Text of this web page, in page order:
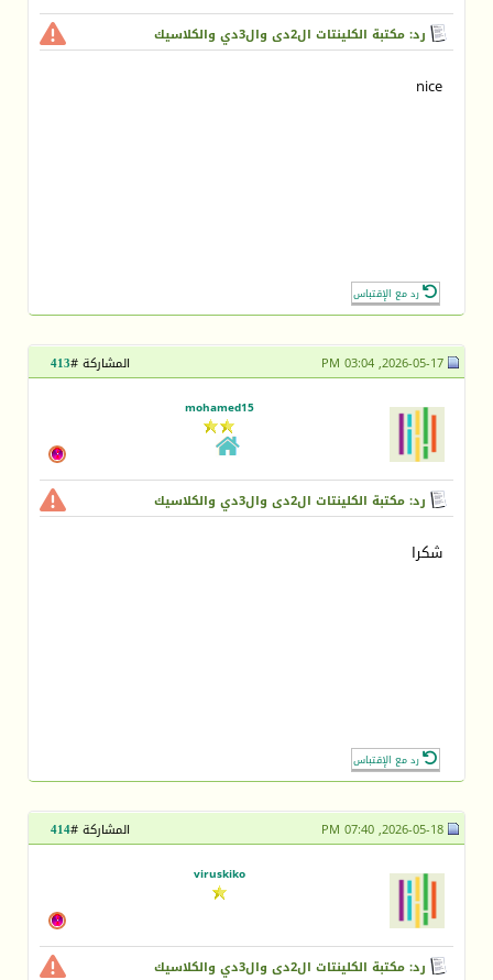
رد: مكتبة الكلينتات ال2دى وال3دي والكلاسيك
nice
رد مع الإقتباس
المشاركة #413
mohamed15
رد: مكتبة الكلينتات ال2دى وال3دي والكلاسيك
شكرا
رد مع الإقتباس
المشاركة #414
viruskiko
رد: مكتبة الكلينتات ال2دى وال3دي والكلاسيك